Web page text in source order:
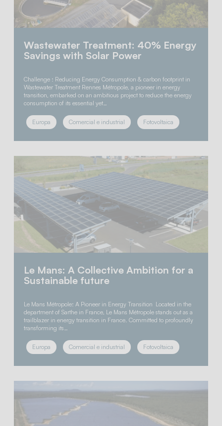
Wastewater Treatment: 40% Energy
Savings with Solar Power
Challenge : Reducing Energy Consumption & carbon footprint in
Wastewater Treatment Rennes Métropole, a pioneer in energy
transition, embarked on an ambitious project to reduce the energy
consumption of its essential yet…
Europa Comercial e industrial Fotovoltaica
Le Mans: A Collective Ambition for a
Sustainable future
Le Mans Métropole: A Pioneer in Energy Transition Located in the
department of Sarthe in France, Le Mans Métropole stands out as a
trailblazer in energy transition in France. Committed to profoundly
transforming its…
Europa Comercial e industrial Fotovoltaica